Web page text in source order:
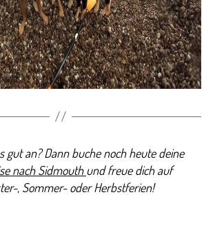
gut an? Dann buche noch heute deine
nach Sidmouthund freue dich auf
, Sommer- oder Herbstferien!